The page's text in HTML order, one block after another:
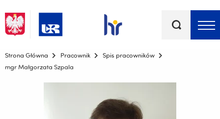
kluczowe
Menu - górna belka
Strona Główna Pracownik
Spis pracowników
mgr Małgorzata Szpala